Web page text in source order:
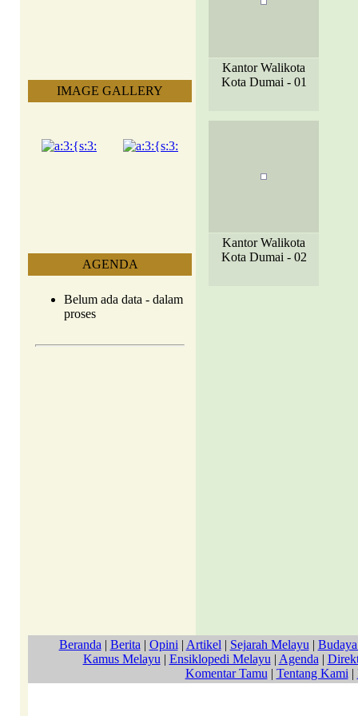
IMAGE GALLERY
AGENDA
Belum ada data - dalam
proses
Kantor Walikota
Kota Dumai - 01
Kantor Walikota
Kota Dumai - 02
Beranda | Berita | Opini | Artikel | Sejarah Melayu |
Kamus Melayu | Ensiklopedi Melayu | Agenda |
Komentar Tamu | Tentang Kami |